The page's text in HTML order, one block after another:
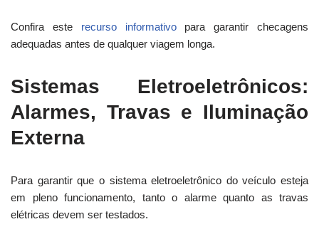
Confira este recurso informativopara garantir checagens
adequadas antes de qualquer viagem longa.
Sistemas Eletroeletrônicos:
Alarmes, Travas e Iluminação
Externa
Para garantir que o sistema eletroeletrônico do veículo esteja
em pleno funcionamento, tanto o alarme quanto as travas
elétricas devem ser testados.